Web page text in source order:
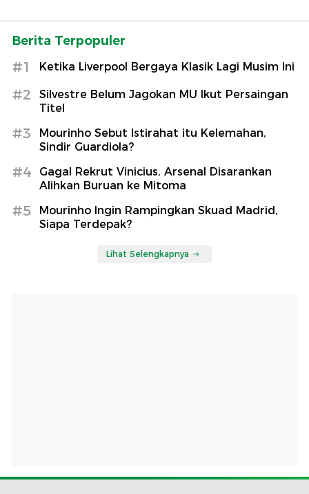
Berita Terpopuler
#1 Ketika Liverpool Bergaya Klasik Lagi Musim Ini
#2
Silvestre Belum Jagokan MU Ikut Persaingan
Titel
#3
Mourinho Sebut Istirahat itu Kelemahan,
Sindir Guardiola?
#4
Gagal Rekrut Vinicius, Arsenal Disarankan
Alihkan Buruan ke Mitoma
#5
Mourinho Ingin Rampingkan Skuad Madrid,
Siapa Terdepak?
Lihat Selengkapnya